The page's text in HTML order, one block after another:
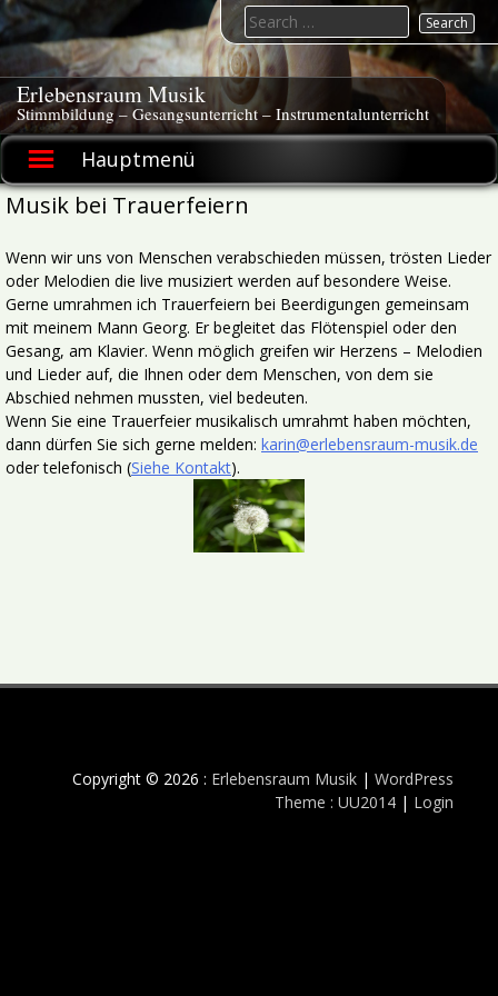
Skip
to
content
Erlebensraum Musik
Stimmbildung – Gesangsunterricht – Instrumentalunterricht
Hauptmenü
Search
for:
Musik bei Trauerfeiern
Wenn wir uns von Menschen verabschieden müssen, trösten Lieder
oder Melodien die live musiziert werden auf besondere Weise.
Gerne umrahmen ich Trauerfeiern bei Beerdigungen gemeinsam
mit meinem Mann Georg. Er begleitet das Flötenspiel oder den
Gesang, am Klavier. Wenn möglich greifen wir Herzens – Melodien
und Lieder auf, die Ihnen oder dem Menschen, von dem sie
Abschied nehmen mussten, viel bedeuten.
Wenn Sie eine Trauerfeier musikalisch umrahmt haben möchten,
dann dürfen Sie sich gerne melden: karin@erlebensraum-musik.de
oder telefonisch (Siehe Kontakt).
Copyright © 2026 : Erlebensraum Musik | WordPress
Theme : UU2014 | Login